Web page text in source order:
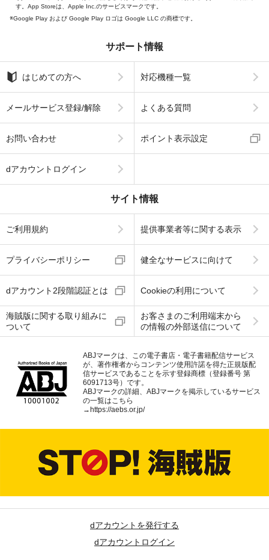
す。App Storeは、Apple Inc.のサービスマークです。
Google Play および Google Play ロゴは Google LLC の商標です。
サポート情報
はじめての方へ 対応機種一覧
メールサービス登録/解除 よくある質問
お問い合わせ ポイント表示設定
dアカウントログイン
サイト情報
ご利用規約 提供事業者等に関する表示
プライバシーポリシー 健全なサービスに向けて
dアカウント2段階認証とは Cookieの利用について
海賊版に関する取り組みに
ついて
お客さまのご利用端末から
の情報の外部送信について
ABJマークは、この電子書店・電子書籍配信サービス
が、著作権者からコンテンツ使用許諾を得た正規版配
信サービスであることを示す登録商標（登録番号 第
6091713号）です。
ABJマークの詳細、ABJマークを掲示しているサービス
の一覧はこちら
→https://aebs.or.jp/
dアカウントを発行する
dアカウントログイン